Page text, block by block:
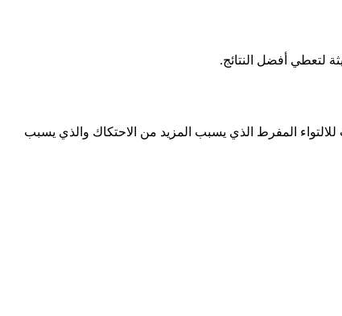
لتعطي أفضل النتائج.
المفرط الذي يسبب المزيد من الاحتكاك والذي يسبب